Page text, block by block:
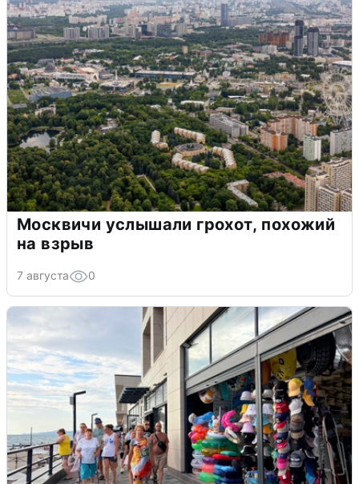
Москвичи услышали грохот, похожий
на взрыв
7 августа 0